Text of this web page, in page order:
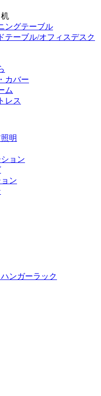
ングテーブル
テーブル/オフィスデスク
カバー
ム
レス
明
ョン
ン
ンガーラック